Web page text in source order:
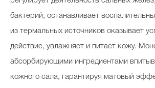
бактерий, останавливает
из термальных источников оказывает
действие, увлажняет и питает кожу.
абсорбирующими ингредиентами
кожного сала, гарантируя матовый